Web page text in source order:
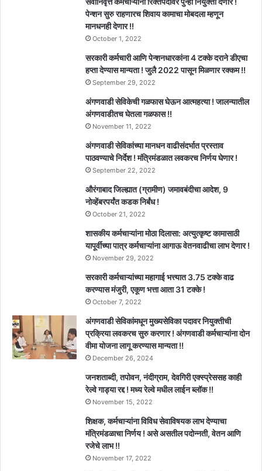
पेन्शन सुरु राहणारच शिवाय कामाचा मोबदला म्हणून
मानधनही देणार !!
October 1, 2022
सरकारी कर्मचारी आणि पेन्शनधारकांना 4 टक्के दराने डीएचा
हप्ता देण्यास मान्यता ! जुलै 2022 पासून मिळणार रक्कम !!
September 29, 2022
अंगणवाडी सेविकेची गळफास घेऊन आत्महत्या ! जालन्यातील
अंगणवाडीतच घेतला गळफास !!
November 11, 2022
अंगणवाडी सेविकांच्या मानधन वाढीसंदर्भात प्रस्ताव
पाठवण्याचे निर्देश ! मंत्रिमंडळात लवकरच निर्णय घेणार !
September 22, 2022
औरंगाबाद जिल्ह्यात (ग्रामीण) जमावबंदीचा आदेश, 9
नोव्हेंबरपर्यंत कडक निर्बंध !
October 21, 2022
शासकीय कर्मचाऱ्यांना मोठा दिलासा: अत्युत्कृष्ट कामासाठी
यापूर्वीच्या पात्र कर्मचाऱ्यांना आगाऊ वेतनवाढीचा लाभ देणार !
November 29, 2022
सरकारी कर्मचाऱ्यांच्या महागाई भत्त्यात 3.75 टक्के वाढ
करण्यास मंजुरी, एकूण भत्ता आता 31 टक्के !
October 7, 2022
अंगणवाडी सेविकांमधून मुख्यसेविका पदावर नियुक्तीची
प्रक्रिया लवकरच सुरु करणार ! अंगणवाडी कर्मचाऱ्यांना दोन
वीमा योजना लागू करण्यास मान्यता !!
December 26, 2024
जनशताब्दी, तपोवन, नंदीग्राम, देवगिरी एक्स्प्रेससह काही
रेल्वे गाड्या रद्द ! मध्य रेल्वे मधील लाईन ब्लॉक !!
November 15, 2022
शिक्षक, कर्मचाऱ्यांना विविध सेवाविषयक लाभ देण्याचा
मंत्रिमंडळाचा निर्णय ! असे असतील पदोन्नती, वेतन आणि
रजेचे लाभ !!
November 17, 2022